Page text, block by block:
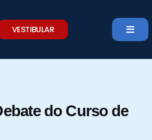
VESTIBULAR
do Curso de